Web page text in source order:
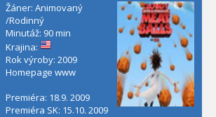
Žáner: Animovaný
/Rodinný
Minutáž: 90 min
Krajina:
Rok výroby: 2009
Homepage www
Premiéra: 18.9. 2009
Premiéra SK: 15.10. 2009